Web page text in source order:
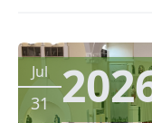
Jul
31